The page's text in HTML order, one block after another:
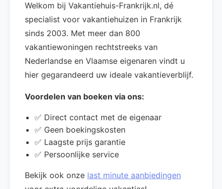
Welkom bij Vakantiehuis-Frankrijk.nl, dé
specialist voor vakantiehuizen in Frankrijk
sinds 2003. Met meer dan 800
vakantiewoningen rechtstreeks van
Nederlandse en Vlaamse eigenaren vindt u
hier gegarandeerd uw ideale vakantieverblijf.
Voordelen van boeken via ons:
✅ Direct contact met de eigenaar
✅ Geen boekingskosten
✅ Laagste prijs garantie
✅ Persoonlijke service
Bekijk ook onze last minute aanbiedingen